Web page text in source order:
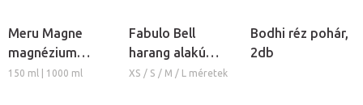
Meru Magne
magnézium
masszázs krém
150 ml | 1000 ml
Fabulo Bell
harang alakú
szilikon köpöly
XS / S / M / L méretek
Bodhi réz pohár,
2db